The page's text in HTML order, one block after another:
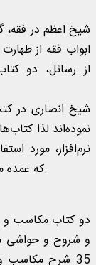
شیخ اعظم در فقه،
ابواب فقه از
از رسائل، دو
شیخ انصاری در
نموده‌اند لذا
نرم‌افزار، مورد
که عمده مجلدات تراث شیخ را شرح ارشاد تشکیل می‌دهد.
دو کتاب مکاسب و
و شروح و حواشی